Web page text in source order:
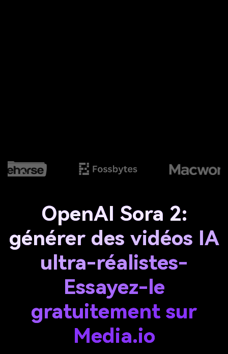
OpenAI Sora 2:
générer des vidéos IA
ultra-réalistes-
Essayez-le
gratuitement sur
Media.io